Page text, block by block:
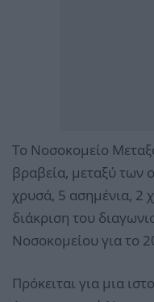
Το Νοσοκομείο
βραβεία, μεταξύ των
χρυσά, 5 ασημένια, 2
διάκριση του
Νοσοκομείου για το
Πρόκειται για μια